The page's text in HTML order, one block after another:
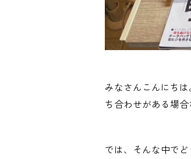
みなさんこんにち
ち合わせがある場
では、そんな中で